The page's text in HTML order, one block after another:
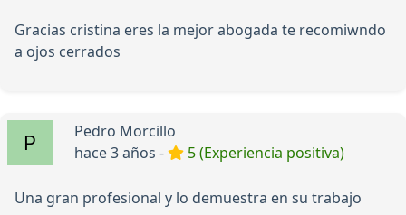
Gracias cristina eres la mejor abogada te recomiwndo
a ojos cerrados
Pedro Morcillo
hace 3 años -
5 (Experiencia positiva)
Una gran profesional y lo demuestra en su trabajo